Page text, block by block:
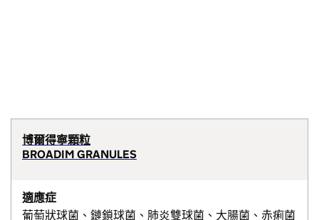
博爾得寧顆粒
BROADIM GRANULES
適應症
葡萄狀球菌、鏈鎖球菌、肺炎雙球菌、大腸菌、赤痢菌